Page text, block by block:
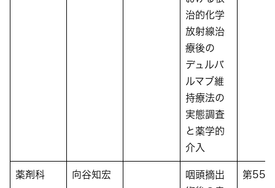
治的化学
放射線治
療後の
デュルバ
ルマブ維
持療法の
実態調査
と薬学的
介入
薬剤科 向谷知宏
咽頭摘出
第55回